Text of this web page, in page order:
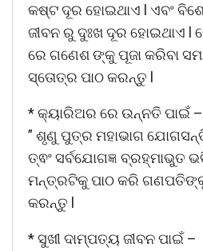
କଷ୍ଟ ଦୂର ହୋଇଥାଏ l ଏବଂ
ଜୀବନ ରୁ ଦୁଃଖ ଦୂର ହୋଇଥାଏ l
ରେ ଗଣେଶ ଙ୍କୁ ପୂଜା କରିବା
ସ୍ତୋତ୍ର ପାଠ କରନ୍ତୁ l
* କ୍ୟାରିଅର ରେ ଉନ୍ନତି ପାଇଁ –
” ଶୃଣୁ ପୁତ୍ର ମହାଭାଗ
ତ୍ଵଂ ସର୍ବଯୋଗଜ୍ଞ ବ୍ରହ୍ମାଭୁତ
ମନ୍ତ୍ରଟିକୁ ପାଠ କରି ଗଣପତିଙ୍କୁ
କରନ୍ତୁ l
* ସୁଖୀ ଦାମ୍ପତ୍ୟ ଜୀବନ ପାଇଁ –